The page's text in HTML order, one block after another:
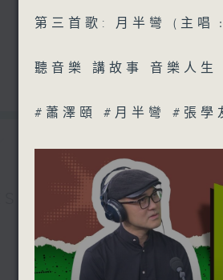
07/08/
音樂中年
seconds
of
50
minutes,
4
seconds
90%
00:00
07/08/
第三首歌: 月半彎 (主唱
聽音樂 講故事 音樂人生
#蕭澤頤 #月半彎 #張學